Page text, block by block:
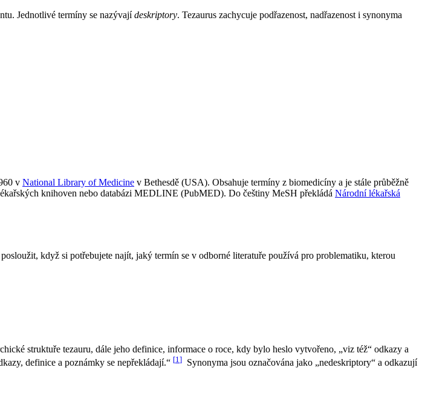
Jednotlivé termíny se nazývajídeskriptory. Tezaurus zachycuje podřazenost, nadřazenost i synonyma
v National Library of Medicine v Bethesdě (USA). Obsahuje termíny z biomedicíny a je stále průběžně
knihoven nebo databázi MEDLINE (PubMED). Do češtiny MeSH překládá Národní lékařská
když si potřebujete najít, jaký termín se v odborné literatuře používá pro problematiku, kterou
struktuře tezauru, dále jeho definice, informace o roce, kdy bylo heslo vytvořeno, „viz též“ odkazy a
definice a poznámky se nepřekládají.“ [1 ] Synonyma jsou označována jako „nedeskriptory“ a odkazují